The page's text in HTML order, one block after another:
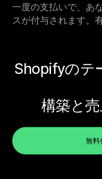
一度の支払いで、あ
スが付与されます。
Shopifyのテ
構築と
無料